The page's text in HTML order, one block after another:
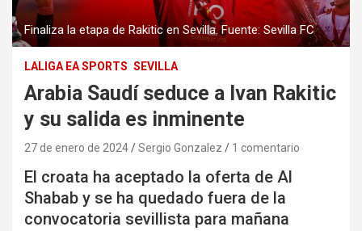
Finaliza la etapa de Rakitic en Sevilla. Fuente: Sevilla FC
LALIGA EA SPORTS SEVILLA
Arabia Saudí seduce a Ivan Rakitic
y su salida es inminente
27 de enero de 2024 Sergio Gonzalez 1 comentario
El croata ha aceptado la oferta de Al
Shabab y se ha quedado fuera de la
convocatoria sevillista para mañana